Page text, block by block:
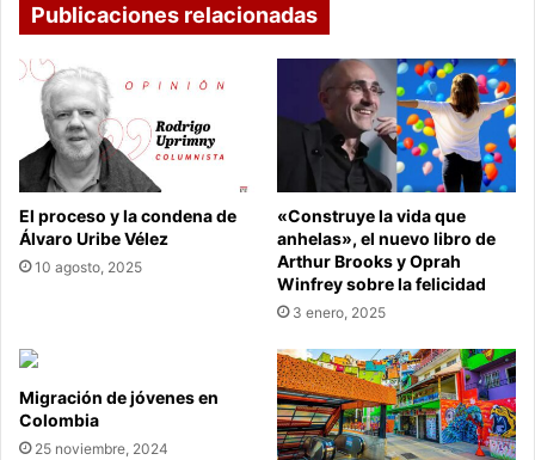
Publicaciones relacionadas
El proceso y la condena de
Álvaro Uribe Vélez
10 agosto, 2025
«Construye la vida que
anhelas», el nuevo libro de
Arthur Brooks y Oprah
Winfrey sobre la felicidad
3 enero, 2025
Migración de jóvenes en
Colombia
25 noviembre, 2024